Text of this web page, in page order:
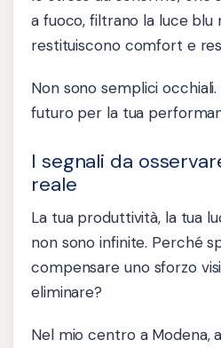
a fuoco, filtrano la luce blu
restituiscono comfort e
Non sono semplici
futuro per la tua
I segnali da
reale
La tua produttività, la tua
non sono infinite. Perché
compensare uno sforzo
eliminare?
Nel mio centro a Modena,